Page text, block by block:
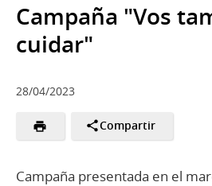
Campaña "Vos
cuidar"
28/04/2023
Compartir
Campaña presentada en el